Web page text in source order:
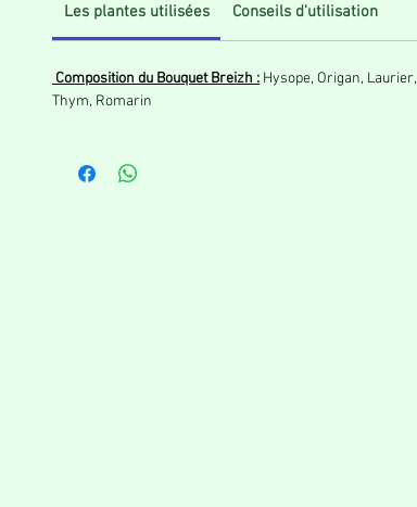
Les plantes utilisées Conseils d'utilisation
Composition du Bouquet Breizh : Hysope, Origan, Laurier,
Thym, Romarin